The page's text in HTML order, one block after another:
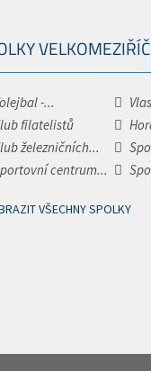
-...
filatelistů
železničních...
centrum...
VŠECHNY SPOLKY